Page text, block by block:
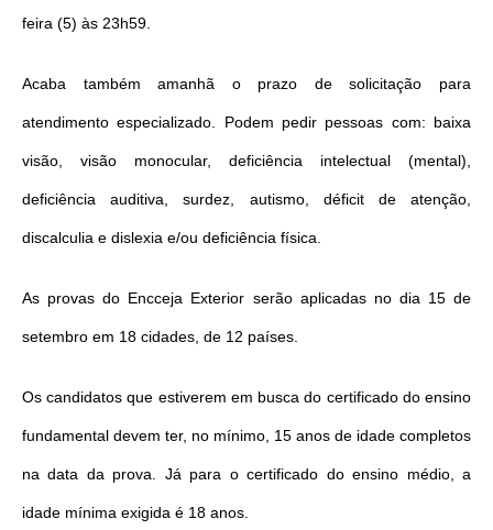
feira (5) às 23h59.
Acaba também amanhã o prazo de solicitação para
atendimento especializado. Podem pedir pessoas com: baixa
visão, visão monocular, deficiência intelectual (mental),
deficiência auditiva, surdez, autismo, déficit de atenção,
discalculia e dislexia e/ou deficiência física.
As provas do Encceja Exterior serão aplicadas no dia 15 de
setembro em 18 cidades, de 12 países.
Os candidatos que estiverem em busca do certificado do ensino
fundamental devem ter, no mínimo, 15 anos de idade completos
na data da prova. Já para o certificado do ensino médio, a
idade mínima exigida é 18 anos.